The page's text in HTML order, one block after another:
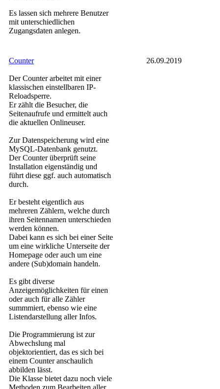
Es lassen sich mehrere Benutzer
mit unterschiedlichen
Zugangsdaten anlegen.
Counter
Der Counter arbeitet mit einer
klassischen einstellbaren IP-
Reloadsperre.
Er zählt die Besucher, die
Seitenaufrufe und ermittelt auch
die aktuellen Onlineuser.
Zur Datenspeicherung wird eine
MySQL-Datenbank genutzt.
Der Counter überprüft seine
Installation eigenständig und
führt diese ggf. auch automatisch
durch.
Er besteht eigentlich aus
mehreren Zählern, welche durch
ihren Seitennamen unterschieden
werden können.
Dabei kann es sich bei einer Seite
um eine wirkliche Unterseite der
Homepage oder auch um eine
andere (Sub)domain handeln.
Es gibt diverse
Anzeigemöglichkeiten für einen
oder auch für alle Zähler
summmiert, ebenso wie eine
Listendarstellung aller Infos.
Die Programmierung ist zur
Abwechslung mal
objektorientiert, das es sich bei
einem Counter anschaulich
abbilden lässt.
Die Klasse bietet dazu noch viele
Methoden zum Bearbeiten aller
26.09.2019